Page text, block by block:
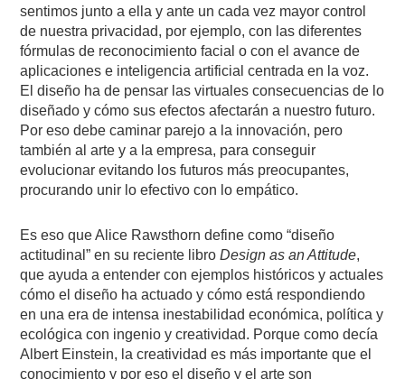
sentimos junto a ella y ante un cada vez mayor control
de nuestra privacidad, por ejemplo, con las diferentes
fórmulas de reconocimiento facial o con el avance de
aplicaciones e inteligencia artificial centrada en la voz.
El diseño ha de pensar las virtuales consecuencias de lo
diseñado y cómo sus efectos afectarán a nuestro futuro.
Por eso debe caminar parejo a la innovación, pero
también al arte y a la empresa, para conseguir
evolucionar evitando los futuros más preocupantes,
procurando unir lo efectivo con lo empático.
Es eso que Alice Rawsthorn define como “diseño
actitudinal” en su reciente libroDesign as an Attitude,
que ayuda a entender con ejemplos históricos y actuales
cómo el diseño ha actuado y cómo está respondiendo
en una era de intensa inestabilidad económica, política y
ecológica con ingenio y creatividad. Porque como decía
Albert Einstein, la creatividad es más importante que el
conocimiento y por eso el diseño y el arte son